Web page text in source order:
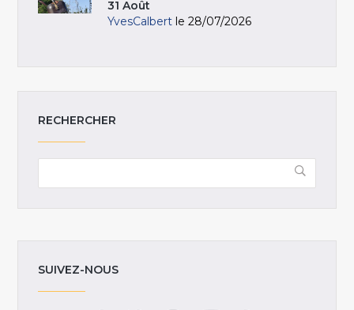
31 Août
YvesCalbert le 28/07/2026
RECHERCHER
SUIVEZ-NOUS